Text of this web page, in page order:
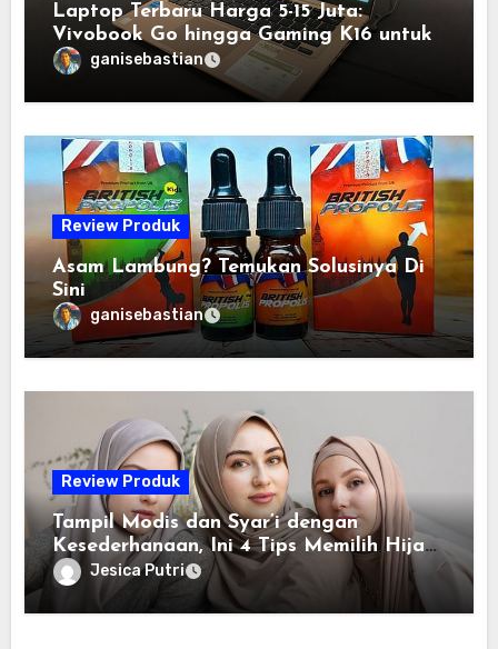
Laptop Terbaru Harga 5-15 Juta:
Vivobook Go hingga Gaming K16 untuk
Semua Budget
ganisebastian
Review Produk
Asam Lambung? Temukan Solusinya Di
Sini
ganisebastian
Review Produk
Tampil Modis dan Syar’i dengan
Kesederhanaan, Ini 4 Tips Memilih Hijab
Kekinian Terbaik
Jesica Putri